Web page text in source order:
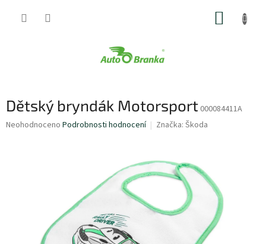
Dětský bryndák Motorsport 000084411A
Průměrné
Neohodnoceno Podrobnosti hodnocení Značka: Škoda